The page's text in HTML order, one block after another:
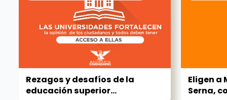
Rezagos y desafíos de la
educación superior...
Eligen a
Serna,